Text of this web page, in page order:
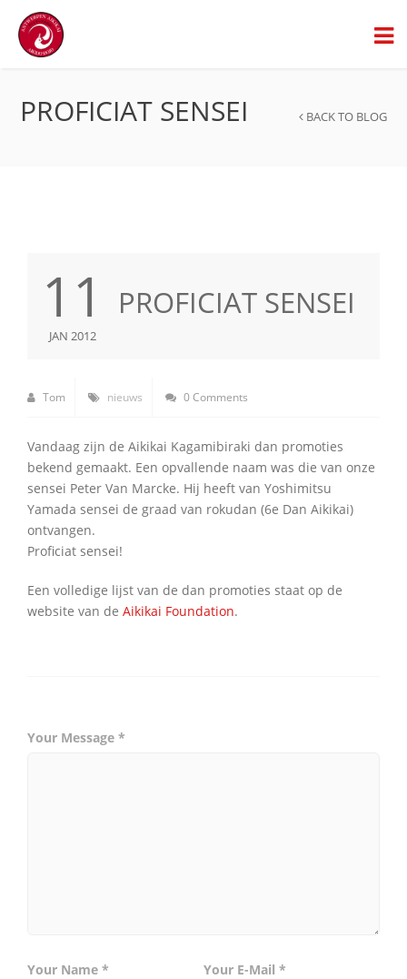
PROFICIAT SENSEI BACK TO BLOG
11
JAN 2012
PROFICIAT SENSEI
Tom nieuws 0 Comments
Vandaag zijn de Aikikai Kagamibiraki dan promoties
bekend gemaakt. Een opvallende naam was die van onze
sensei Peter Van Marcke. Hij heeft van Yoshimitsu
Yamada sensei de graad van rokudan (6e Dan Aikikai)
ontvangen.
Proficiat sensei!
Een volledige lijst van de dan promoties staat op de
website van de Aikikai Foundation.
Your Message *
Your Name * Your E-Mail *